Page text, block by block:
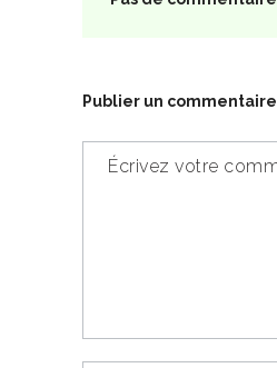
Publier un commentaire